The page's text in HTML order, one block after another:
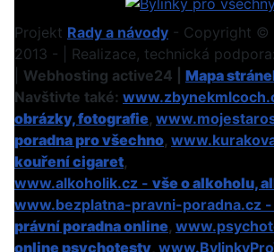
Projekt Rady a návody - Copyright ©
2013 - | Realizace, technická podpora:
Webhosting active24 | Mapa
Navštivte také:
obrázky, fotografie,
poradna pro všechno,
kouření cigaret,
www.alkoholik.cz - vše o alkoholu,
www.bezplatna-pravni-poradna.cz -
právní poradna online,
online psychotesty,